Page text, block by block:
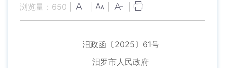
浏览量： 650
汨政函〔2025〕61号
汨罗市人民政府